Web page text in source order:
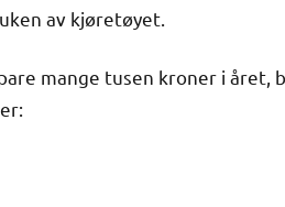
av kjøretøyet.
mange tusen kroner i året,